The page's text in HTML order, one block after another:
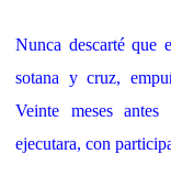
Nunca descarté que
sotana y cruz,
Veinte meses
ejecutara, con